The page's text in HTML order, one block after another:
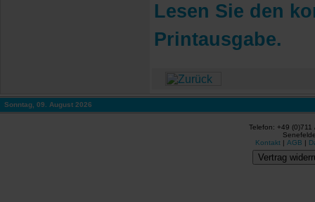
Lesen Sie den
Printausgabe.
Sonntag, 09. August 2026
Telefon: +49
Kontakt | AGB |
Vertrag